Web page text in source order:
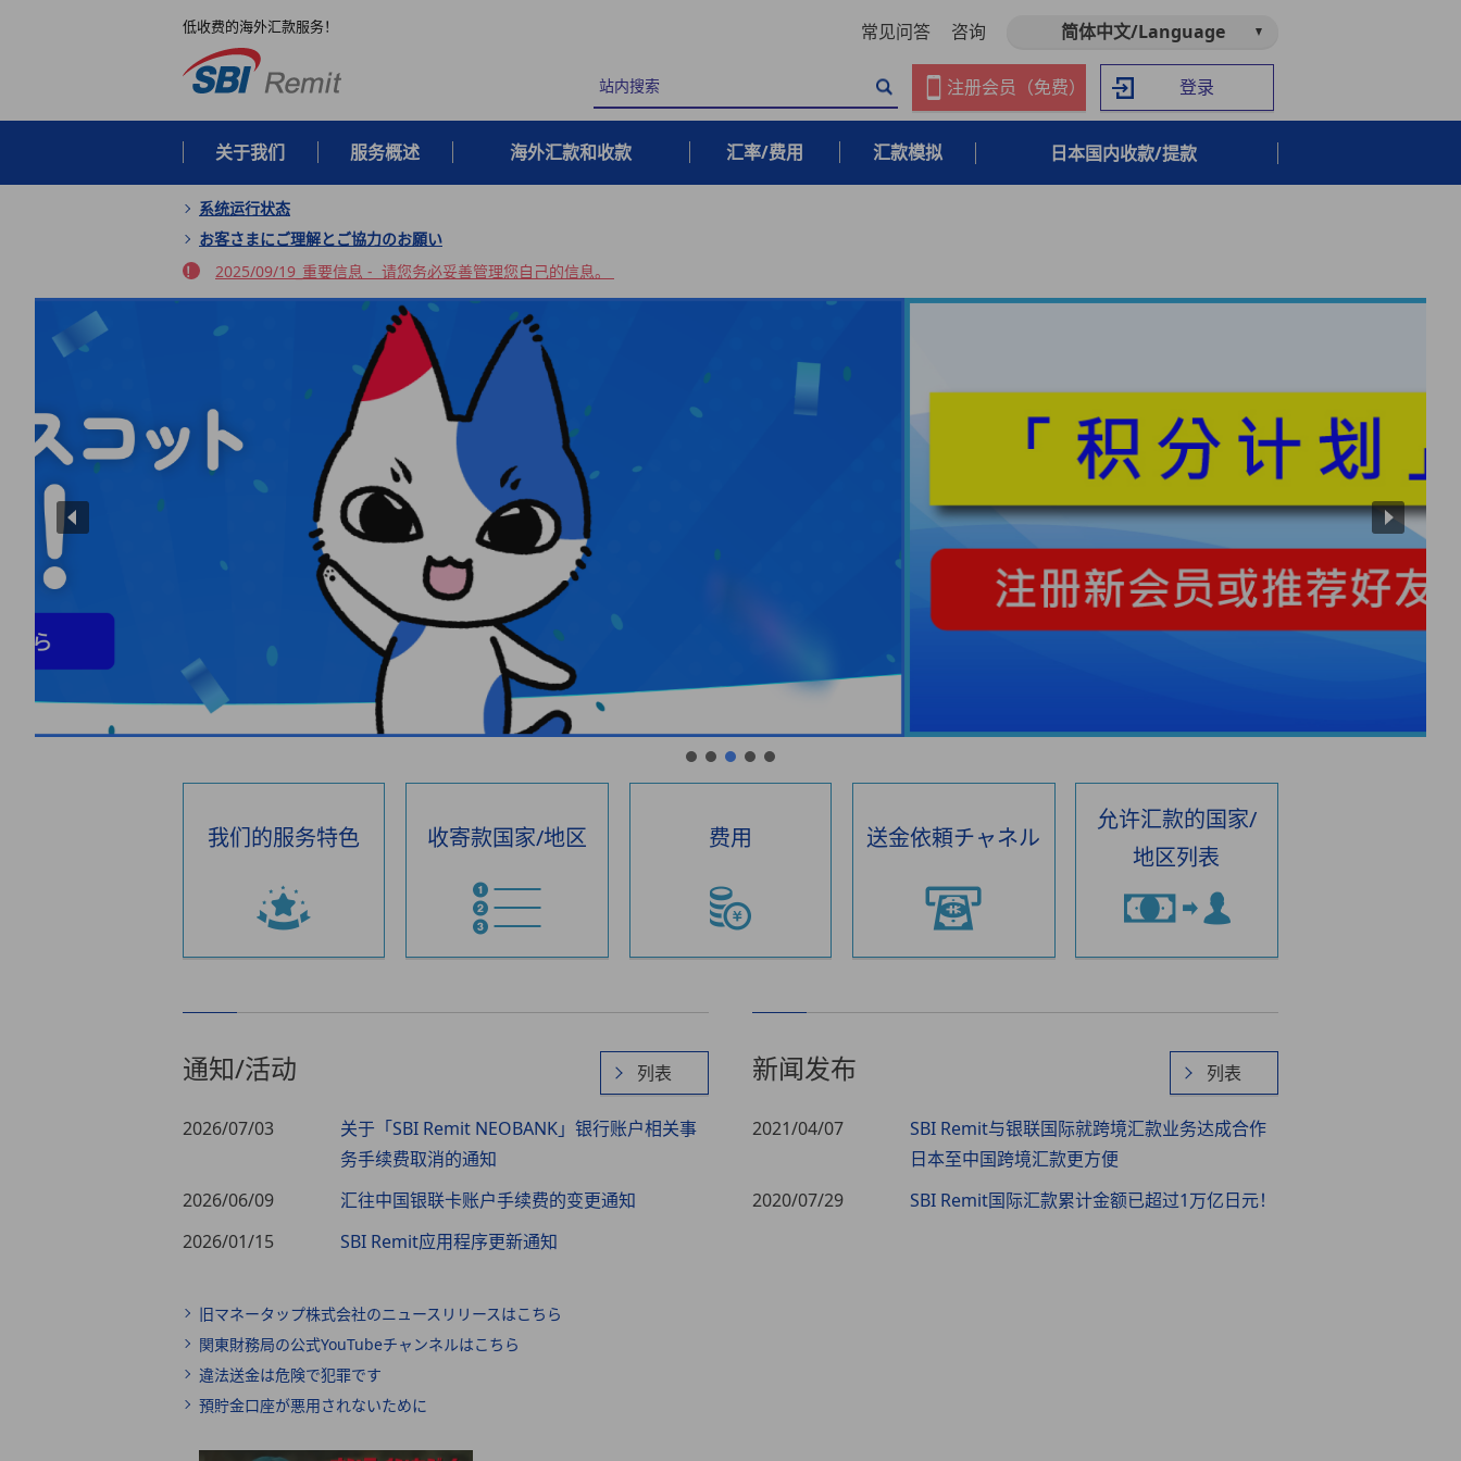
低收费的海外汇款服务！ 常见问答 咨询 简体中文/Language
注册会员（免费） 登录
关于我们 服务概述 海外汇款和收款 汇率/费用 汇款模拟 日本国内收款/提款
系统运行状态
お客さまにご理解とご協力のお願い
2025/09/19_重要信息 - 请您务必妥善管理您自己的信息。
我们的服务特色 收寄款国家/地区 费用 送金依頼チャネル
允许汇款的国家/
地区列表
通知/活动
2026/07/03
关于「SBI Remit NEOBANK」银行账户相关事
务手续费取消的通知
2026/06/09
汇往中国银联卡账户手续费的变更通知
2026/01/15
SBI Remit应用程序更新通知
列表 新闻发布
2021/04/07
SBI Remit与银联国际就跨境汇款业务达成合作
日本至中国跨境汇款更方便
2020/07/29
SBI Remit国际汇款累计金额已超过1万亿日元！
列表
旧マネータップ株式会社のニュースリリースはこちら
関東財務局の公式YouTubeチャンネルはこちら
違法送金は危険で犯罪です
預貯金口座が悪用されないために